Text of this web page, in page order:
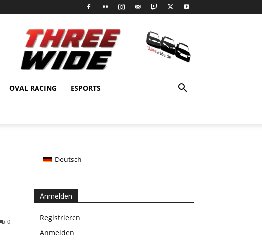
OVAL RACING ESPORTS
0
Deutsch
Anmelden
Registrieren
Anmelden